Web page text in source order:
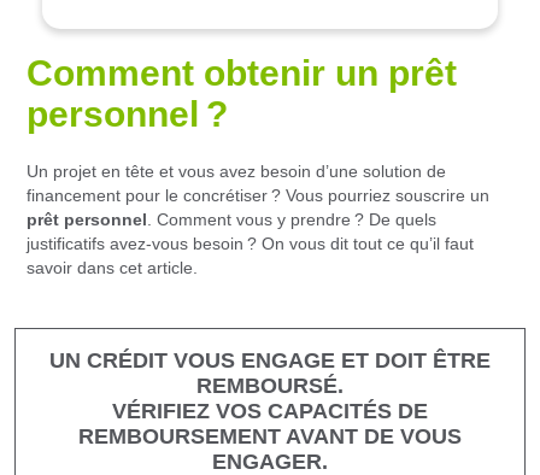
Comment obtenir un prêt
personnel ?
Un projet en tête et vous avez besoin d’une solution de
financement pour le concrétiser ? Vous pourriez souscrire un
prêt personnel . Comment vous y prendre ? De quels
justificatifs avez-vous besoin ? On vous dit tout ce qu’il faut
savoir dans cet article.
UN CRÉDIT VOUS ENGAGE ET DOIT ÊTRE
REMBOURSÉ.
VÉRIFIEZ VOS CAPACITÉS DE
REMBOURSEMENT AVANT DE VOUS
ENGAGER.